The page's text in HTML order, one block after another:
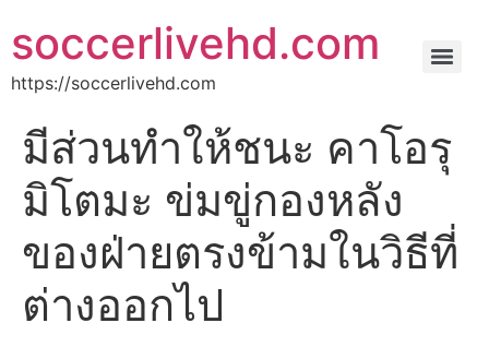
soccerlivehd.com
https://soccerlivehd.com
มีส่วนทำให้ชนะ คาโอรุ
มิโตมะ ข่มขู่กองหลัง
ของฝ่ายตรงข้ามในวิธีที่
ต่างออกไป